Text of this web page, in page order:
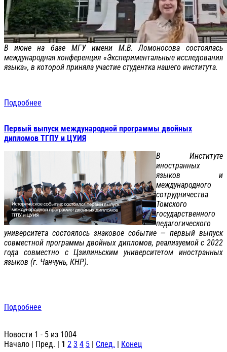
В июне на базе МГУ имени М.В. Ломоносова состоялась
международная конференция «Экспериментальные исследования
языка», в которой приняла участие студентка нашего института.
Подробнее
Первый выпуск международной программы двойных
дипломов ТГПУ и ЦУИЯ
В Институте
иностранных
языков и
международного
сотрудничества
Томского
государственного
педагогического
университета состоялось знаковое событие — первый выпуск
совместной программы двойных дипломов, реализуемой с 2022
года совместно с Цзилиньским университетом иностранных
языков (г. Чанчунь, КНР).
Подробнее
Новости 1 - 5 из 1004
Начало | Пред. | 1 2 3 4 5 | След. | Конец